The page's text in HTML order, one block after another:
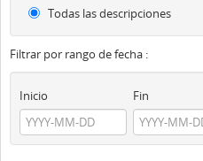
Todas las descripciones
Filtrar por rango de fecha :
Inicio Fin